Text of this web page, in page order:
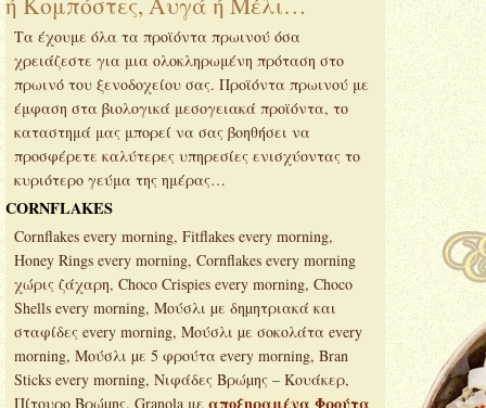
Τα έχουμε όλα τα προϊόντα πρωινού όσα
χρειάζεστε για μια ολοκληρωμένη πρόταση στο
πρωινό του ξενοδοχείου σας. Προϊόντα πρωινού με
έμφαση στα βιολογικά μεσογειακά προϊόντα, το
καταστημά μας μπορεί να σας βοηθήσει να
προσφέρετε καλύτερες υπηρεσίες ενισχύοντας το
κυριότερο γεύμα της ημέρας…
CORNFLAKES
Cornflakes every morning, Fitflakes every morning,
Honey Rings every morning, Cornflakes every morning
χώρις ζάχαρη, Choco Crispies every morning, Choco
Shells every morning, Μούσλι µε δηµητριακά και
σταφίδες every morning, Μούσλι µε σοκολάτα every
morning, Μούσλι µε 5 φρούτα every morning, Bran
Sticks every morning, Νιφάδες Βρώµης – Κουάκερ,
Πίτουρο Βρώµης, Granola με αποξηραμένα Φρούτα